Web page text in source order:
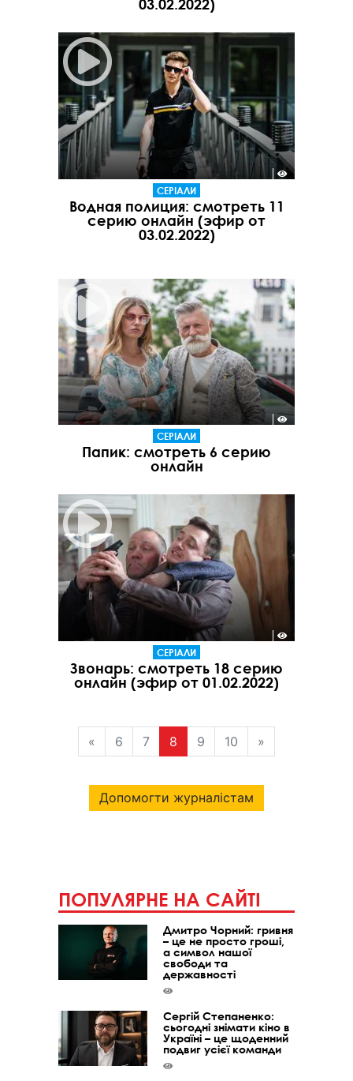
03.02.2022)
СЕРІАЛИ
Водная полиция: смотреть 11
серию онлайн (эфир от
03.02.2022)
СЕРІАЛИ
Папик: смотреть 6 серию
онлайн
СЕРІАЛИ
Звонарь: смотреть 18 серию
онлайн (эфир от 01.02.2022)
« 6 7 8 9 10 »
Допомогти журналістам
ПОПУЛЯРНЕ НА САЙТІ
Дмитро Чорний: гривня
– це не просто гроші,
а символ нашої
свободи та
державності
Сергій Степаненко:
сьогодні знімати кіно в
Україні – це щоденний
подвиг усієї команди